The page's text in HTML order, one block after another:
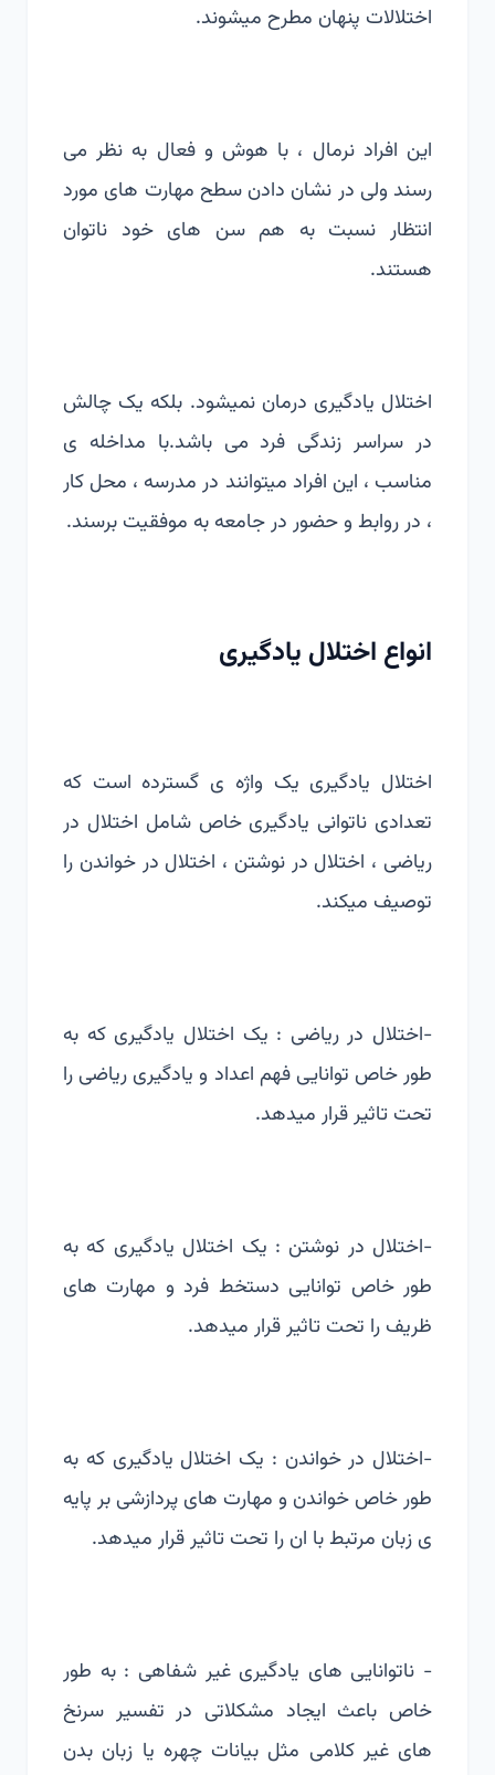
اختلالات پنهان مطرح میشوند.
این افراد نرمال ، با هوش و فعال به نظر می
رسند ولی در نشان دادن سطح مهارت های مورد
انتظار نسبت به هم سن های خود ناتوان
هستند.
اختلال یادگیری درمان نمیشود. بلکه یک چالش
در سراسر زندگی فرد می باشد.با مداخله ی
مناسب ، این افراد میتوانند در مدرسه ، محل کار
، در روابط و حضور در جامعه به موفقیت برسند.
انواع اختلال یادگیری
اختلال یادگیری یک واژه ی گسترده است که
تعدادی ناتوانی یادگیری خاص شامل اختلال در
ریاضی ، اختلال در نوشتن ، اختلال در خواندن را
توصیف میکند.
-اختلال در ریاضی : یک اختلال یادگیری که به
طور خاص توانایی فهم اعداد و یادگیری ریاضی را
تحت تاثیر قرار میدهد.
-اختلال در نوشتن : یک اختلال یادگیری که به
طور خاص توانایی دستخط فرد و مهارت های
ظریف را تحت تاثیر قرار میدهد.
-اختلال در خواندن : یک اختلال یادگیری که به
طور خاص خواندن و مهارت های پردازشی بر پایه
ی زبان مرتبط با ان را تحت تاثیر قرار میدهد.
- ناتوانایی های یادگیری غیر شفاهی : به طور
خاص باعث ایجاد مشکلاتی در تفسیر سرنخ
های غیر کلامی مثل بیانات چهره یا زبان بدن